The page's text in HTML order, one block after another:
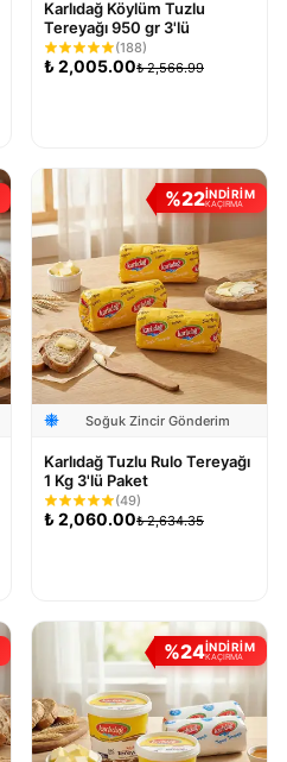
Karlıdağ Köylüm Tuzlu
Tereyağı 950 gr 3'lü
(188)
₺2,005.00₺ 2,566.99
%22İNDİRİM
KAÇIRMA
Soğuk Zincir Gönderim
Karlıdağ Tuzlu Rulo Tereyağı
1 Kg 3'lü Paket
(49)
₺2,060.00₺ 2,634.35
%24İNDİRİM
KAÇIRMA